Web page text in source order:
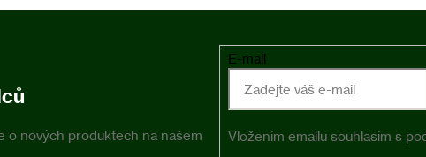
o nových produktech na našem
E-mail
Vložením emailu souhlasím s